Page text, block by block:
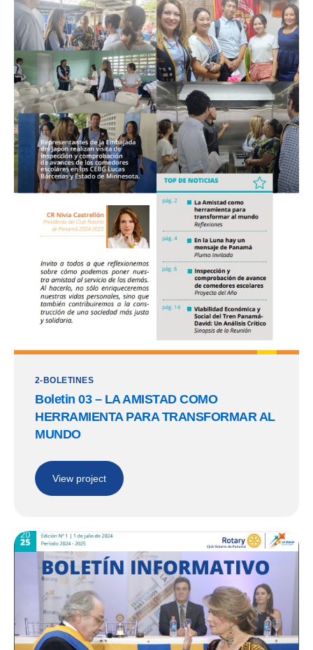
2-BOLETINES
Boletin 03 – LA AMISTAD COMO
HERRAMIENTA PARA TRANSFORMAR AL
MUNDO
View project